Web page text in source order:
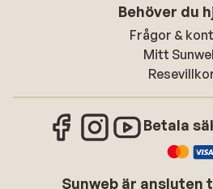
Behöver du
Frågor &
Mitt
Betala
Sunweb är ansluten